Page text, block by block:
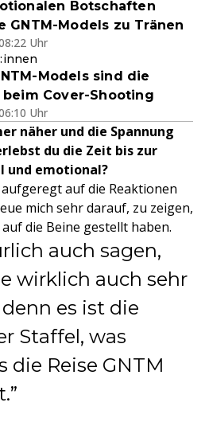
Botschaften
GNTM-Models zu Tränen
Uhr
Models sind die
beim Cover-Shooting
Uhr
näher und die Spannung
du die Zeit bis zur
und emotional?
auf die Reaktionen
mich sehr darauf, zu zeigen,
die Beine gestellt haben.
auch sagen,
wirklich auch sehr
es ist die
Staffel, was
die Reise GNTM